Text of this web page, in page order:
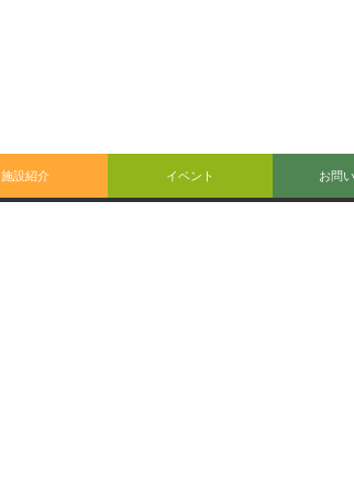
施設紹介 イベント お問